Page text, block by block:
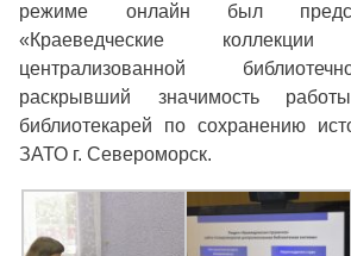
режиме онлайн был
«Краеведческие коллекции
централизованной
раскрывший значимость
библиотекарей по сохранению
ЗАТО г. Североморск.